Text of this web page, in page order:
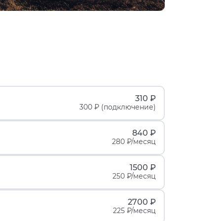
310 ₽
300 ₽ (подключение)
840 ₽
280 ₽/месяц
1500 ₽
250 ₽/месяц
2700 ₽
225 ₽/месяц